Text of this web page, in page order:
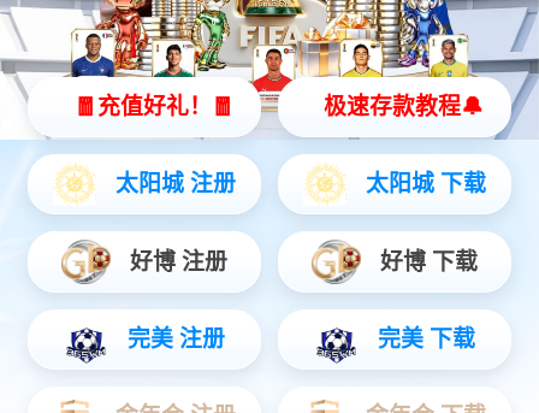
镂空雕塑 镂空雕塑
镂空雕塑 镂空雕塑
共 1页4条记录